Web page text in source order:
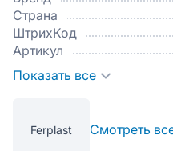
Страна
ШтрихКод
Артикул
Показать все
Ferplast Смотреть